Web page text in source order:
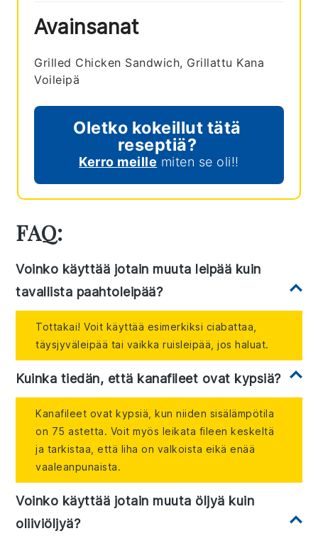
Avainsanat
Grilled Chicken Sandwich, Grillattu Kana
Voileipä
Oletko kokeillut tätä
reseptiä?
Kerro meille miten se oli!!
FAQ:
Voinko käyttää jotain muuta leipää kuin
tavallista paahtoleipää?
Tottakai! Voit käyttää esimerkiksi ciabattaa,
täysjyväleipää tai vaikka ruisleipää, jos haluat.
Kuinka tiedän, että kanafileet ovat kypsiä?
Kanafileet ovat kypsiä, kun niiden sisälämpötila
on 75 astetta. Voit myös leikata fileen keskeltä
ja tarkistaa, että liha on valkoista eikä enää
vaaleanpunaista.
Voinko käyttää jotain muuta öljyä kuin
oliiviöljyä?